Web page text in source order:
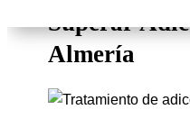
Superar
Almería